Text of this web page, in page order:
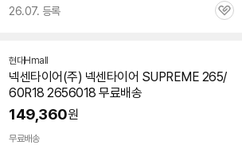
26.07. 등록
관
현대Hmall
넥센타이어(주) 넥센타이어 SUPREME 265/
60R18 2656018 무료배송
149,360원
무료배송